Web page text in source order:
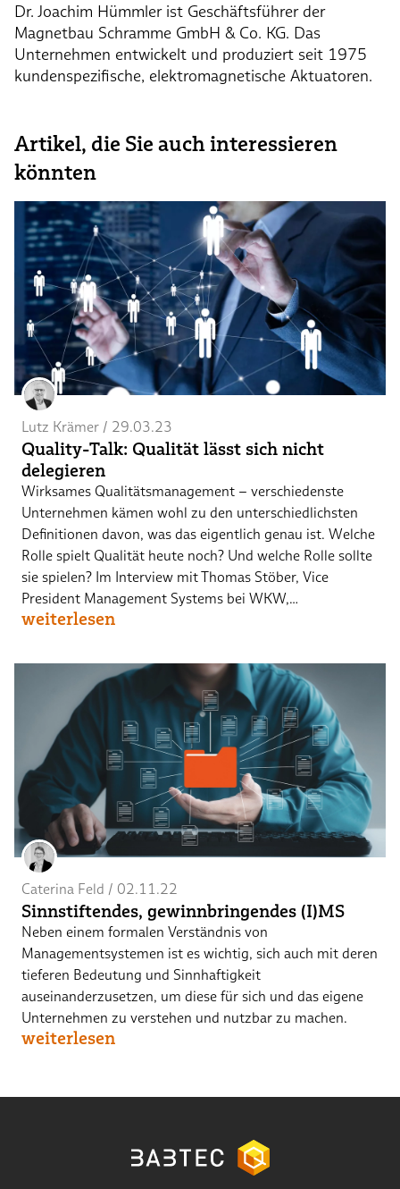
Dr. Joachim Hümmler ist Geschäftsführer der
Magnetbau Schramme GmbH & Co. KG. Das
Unternehmen entwickelt und produziert seit 1975
kundenspezifische, elektromagnetische Aktuatoren.
Artikel, die Sie auch interessieren
könnten
Lutz Krämer / 29.03.23
Quality-Talk: Qualität lässt sich nicht
delegieren
Wirksames Qualitätsmanagement – verschiedenste
Unternehmen kämen wohl zu den unterschiedlichsten
Definitionen davon, was das eigentlich genau ist. Welche
Rolle spielt Qualität heute noch? Und welche Rolle sollte
sie spielen? Im Interview mit Thomas Stöber, Vice
President Management Systems bei WKW,…
weiterlesen
Caterina Feld / 02.11.22
Sinnstiftendes, gewinnbringendes (I)MS
Neben einem formalen Verständnis von
Managementsystemen ist es wichtig, sich auch mit deren
tieferen Bedeutung und Sinnhaftigkeit
auseinanderzusetzen, um diese für sich und das eigene
Unternehmen zu verstehen und nutzbar zu machen.
weiterlesen